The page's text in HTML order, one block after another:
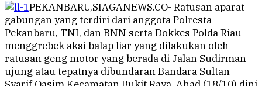
PEKANBARU,SIAGANEWS.CO- Ratusan aparat
gabungan yang terdiri dari anggota Polresta
Pekanbaru, TNI, dan BNN serta Dokkes Polda Riau
menggrebek aksi balap liar yang dilakukan oleh
ratusan geng motor yang berada di Jalan Sudirman
ujung atau tepatnya dibundaran Bandara Sultan